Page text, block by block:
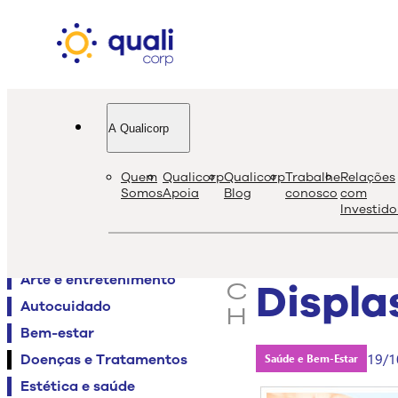
A Qualicorp
Quem
Somos
Qualicorp
Apoia
Qualicorp
Blog
Trabalhe
conosco
Relações
com
s
a
c
h
Arte e entretenimento
Autocuidado
Bem-estar
Doenças e Tratamentos
Estética e saúde
quali
Saúde e Bem-Estar 19/